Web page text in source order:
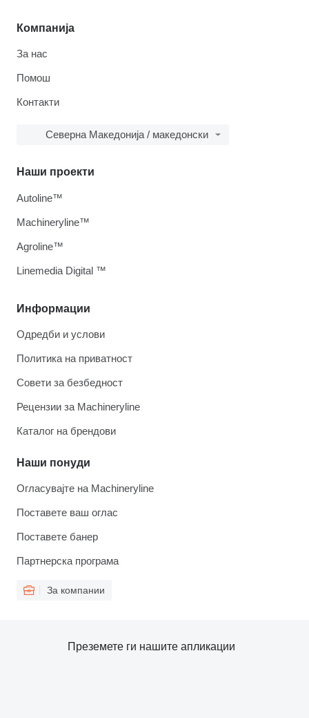
Компанија
За нас
Помош
Контакти
Северна Македонија / македонски
Информации
Одредби и услови
Политика на приватност
Совети за безбедност
Рецензии за Machineryline
Каталог на брендови
Наши понуди
Огласувајте на Machineryline
Поставете ваш оглас
Поставете банер
Партнерска програма
За компании
Наши проекти
Autoline™
Machineryline™
Agroline™
Linemedia Digital ™
Преземете ги нашите апликации